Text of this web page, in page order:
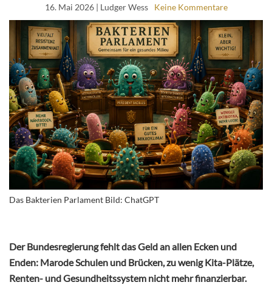
16. Mai 2026| Ludger Wess Keine Kommentare
Das Bakterien Parlament Bild: ChatGPT
Der Bundesregierung fehlt das Geld an allen Ecken und
Enden: Marode Schulen und Brücken, zu wenig Kita-Plätze,
Renten- und Gesundheitssystem nicht mehr finanzierbar.